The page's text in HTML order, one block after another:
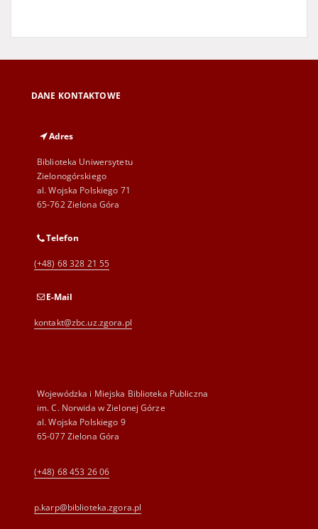
DANE KONTAKTOWE
Adres
Biblioteka Uniwersytetu
Zielonogórskiego
al. Wojska Polskiego 71
65-762 Zielona Góra
Telefon
(+48) 68 328 21 55
E-Mail
kontakt@zbc.uz.zgora.pl
Wojewódzka i Miejska Biblioteka Publiczna
im. C. Norwida w Zielonej Górze
al. Wojska Polskiego 9
65-077 Zielona Góra
(+48) 68 453 26 06
p.karp@biblioteka.zgora.pl